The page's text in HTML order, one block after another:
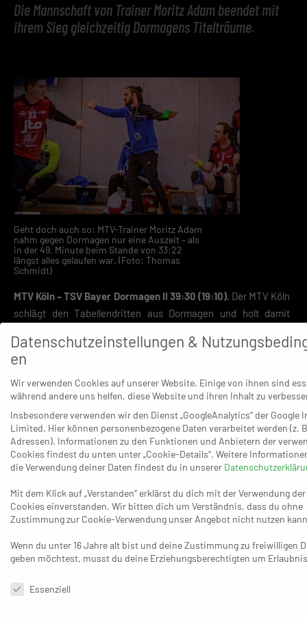
Die Mannschaft von Trainer Moritz Adam beendet mit
ihrem Sieg gleichzeitig Dormagens Titelträume.
Geht doch auch so: MTV-Trainer Moritz Adam
nahm gegen Dormagen nur eine Auszeit – als
in der 49. Minute beim Stande von 33:22
längst alles gelaufen war. (Foto: Thomas
Schmidt)
MTV Köln – TSV Bayer Dormagen II 39:30 (19:10). Der MTV Köln
schlägt den Tabellendritten aus Dormagen und holt damit
MTV-Coach Moritz Adam zufrieden sein konnte, war TSV-
Trainer Frederic Rudloff bedient – weil er mit seiner
Mannschaft wohl raus ist aus aus dem Titelrennen. Die 24:10
Punkte sowie Rang drei hinter dem HC Gelpe/Strombach (30:4)
und dem Pulheimer SC (28:6) werden wohl kaum reichen, um
noch einmal nach ganz vorne anzugreifen.
In einem Spiel, das beide Mannschaften mit offenem Visier
Lauf nach leichten Vorteilen in der Anfangsphase setzte sich
Adams Team vom 10:8 (21.) auf 14:8 ab (26.) und ging dann
sogar mit einem 19:10 in die Pause. Nach schon beachtlichen
29 Treffern aus dem ersten Durchgang entwickelte sich die
zweite Hälfte zu einem noch größeren Schützenfest und die
höchste Führung erreichte der MTV beim 31:19 (46.). Die Kölner
springen durch den Sieg mit 15:19 Punkten auf den sicheren
Datenschutzeinstellungen &
en
Wir verwenden Cookies auf unserer Website. Einige von ihnen sind
während andere uns helfen, diese Website und ihren Inhalt zu
Insbesondere verwenden wir den Dienst „GoogleAnalytics“ der Google
Limited. Hier können personenbezogene Daten verarbeitet werden (z.
Adressen). Informationen zu den Funktionen und Anbietern der
Cookies findest du unten unter „Cookie-Details“. Weitere
die Verwendung deiner Daten findest du in unserer
Mit dem Klick auf „Verstanden“ erklärst du dich mit der Verwendung der
Cookies einverstanden. Wir bitten dich um Verständnis, dass du ohne
Zustimmung zur Cookie-Verwendung unser Angebot nicht nutzen
Wenn du unter 16 Jahre alt bist und deine Zustimmung zu freiwilligen
geben möchtest, musst du deine Erziehungsberechtigten um
Datenschutzeinstellungen & Nutzungsbedingungen
Essenziell